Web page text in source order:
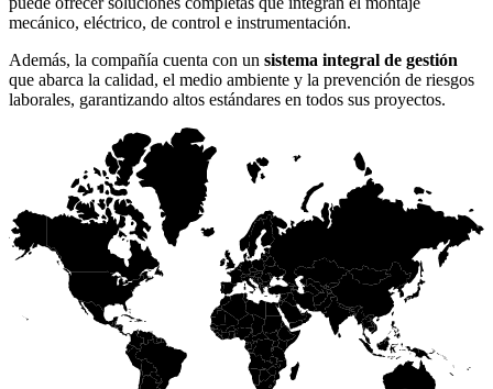
mecánico, eléctrico, de control e instrumentación.
Además, la compañía cuenta con un sistema integral de gestión
que abarca la calidad, el medio ambiente y la prevención de riesgos
laborales, garantizando altos estándares en todos sus proyectos.